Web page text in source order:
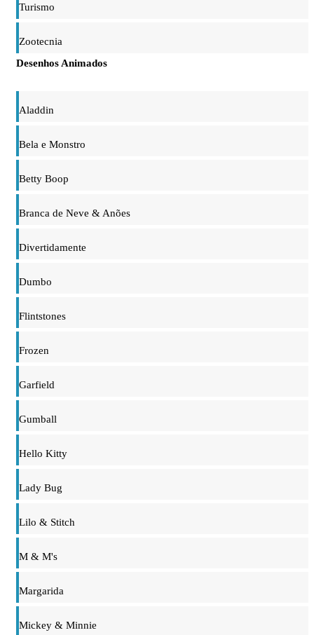
Turismo
Zootecnia
Desenhos Animados
Aladdin
Bela e Monstro
Betty Boop
Branca de Neve & Anões
Divertidamente
Dumbo
Flintstones
Frozen
Garfield
Gumball
Hello Kitty
Lady Bug
Lilo & Stitch
M & M's
Margarida
Mickey & Minnie